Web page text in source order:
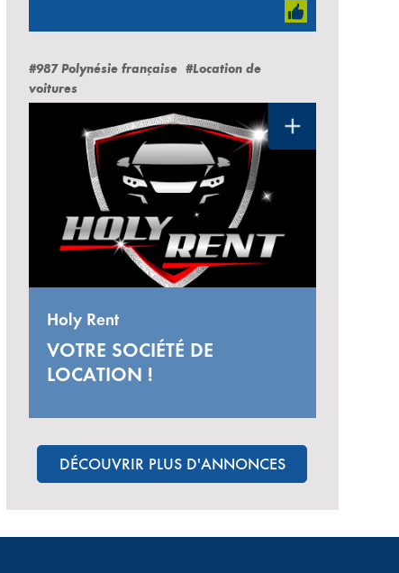
#987 Polynésie française #Location de
voitures
Holy Rent
VOTRE SOCIÉTÉ DE
LOCATION !
DÉCOUVRIR PLUS D'ANNONCES